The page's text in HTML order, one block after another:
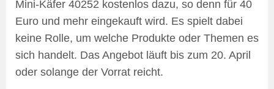
Mini-Käfer 40252 kostenlos dazu, so denn für 40
Euro und mehr eingekauft wird. Es spielt dabei
keine Rolle, um welche Produkte oder Themen es
sich handelt. Das Angebot läuft bis zum 20. April
oder solange der Vorrat reicht.